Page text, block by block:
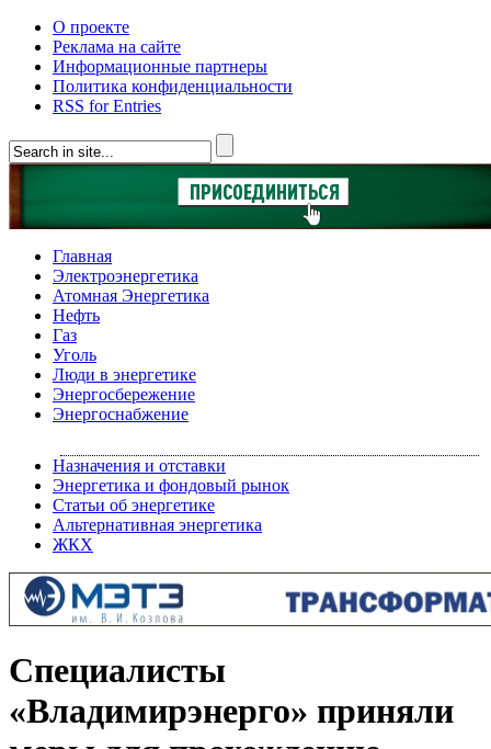
О проекте
Реклама на сайте
Информационные партнеры
Политика конфиденциальности
RSS for Entries
Главная
Электроэнергетика
Атомная Энергетика
Нефть
Газ
Уголь
Люди в энергетике
Энергосбережение
Энергоснабжение
Назначения и отставки
Энергетика и фондовый рынок
Статьи об энергетике
Альтернативная энергетика
ЖКХ
Специалисты
«Владимирэнерго» приняли